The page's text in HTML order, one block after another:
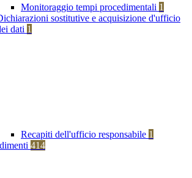
Monitoraggio tempi procedimentali 1
sostitutive e acquisizione d'ufficio
dati 1
Recapiti dell'ufficio responsabile 1
414